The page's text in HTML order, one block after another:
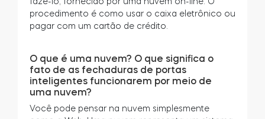
procedimento é como usar o caixa eletrônico ou
pagar com um cartão de crédito.
O que é uma nuvem? O que significa o
fato de as fechaduras de portas
inteligentes funcionarem por meio de
uma nuvem?
Você pode pensar na nuvem simplesmente